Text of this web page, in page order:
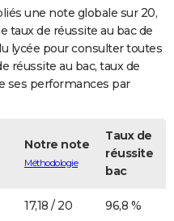
une note globale sur 20,
taux de réussite au bac de
lycée pour consulter toutes
réussite au bac, taux de
ses performances par
Notre note
Méthodologie
Taux de
réussite
bac
17,18 / 20 96,8 %